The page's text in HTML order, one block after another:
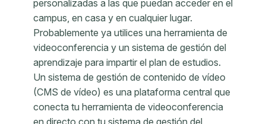
personalizadas a las que puedan acceder en el
campus, en casa y en cualquier lugar.
Probablemente ya utilices una herramienta de
videoconferencia y un sistema de gestión del
aprendizaje para impartir el plan de estudios.
Un sistema de gestión de contenido de vídeo
(CMS de vídeo) es una plataforma central que
conecta tu herramienta de videoconferencia
en directo con tu sistema de gestión del